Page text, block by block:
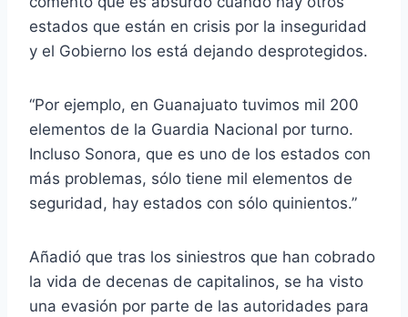
estados que están en crisis por la inseguridad
y el Gobierno los está dejando desprotegidos.
“Por ejemplo, en Guanajuato tuvimos mil 200
elementos de la Guardia Nacional por turno.
Incluso Sonora, que es uno de los estados con
más problemas, sólo tiene mil elementos de
seguridad, hay estados con sólo quinientos.”
Añadió que tras los siniestros que han cobrado
la vida de decenas de capitalinos, se ha visto
una evasión por parte de las autoridades para